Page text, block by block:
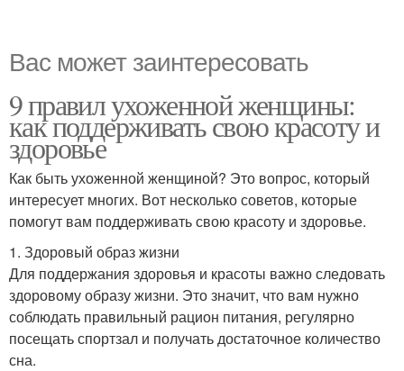
Вас может заинтересовать
9 правил ухоженной женщины:
как поддерживать свою красоту и
здоровье
Как быть ухоженной женщиной? Это вопрос, который
интересует многих. Вот несколько советов, которые
помогут вам поддерживать свою красоту и здоровье.
1. Здоровый образ жизни
Для поддержания здоровья и красоты важно следовать
здоровому образу жизни. Это значит, что вам нужно
соблюдать правильный рацион питания, регулярно
посещать спортзал и получать достаточное количество
сна.